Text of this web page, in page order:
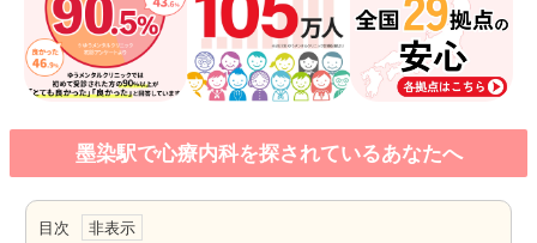
墨染駅で心療内科を探されているあなたへ
目次